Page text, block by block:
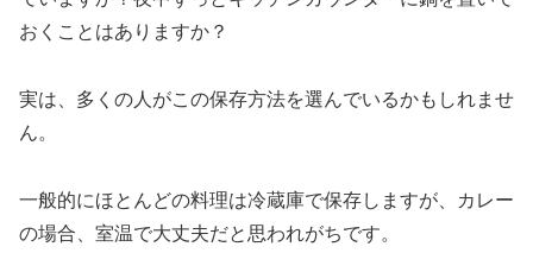
おくことはありますか？
実は、多くの人がこの保存方法を選んでいるかもしれませ
ん。
一般的にほとんどの料理は冷蔵庫で保存しますが、カレー
の場合、室温で大丈夫だと思われがちです。